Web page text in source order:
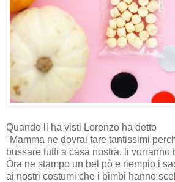
Quando li ha visti Lorenzo ha detto
"Mamma ne dovrai fare tantissimi
bussare tutti a casa nostra, li vorranno
Ora ne stampo un bel pò e riempio i
ai nostri costumi che i bimbi hanno